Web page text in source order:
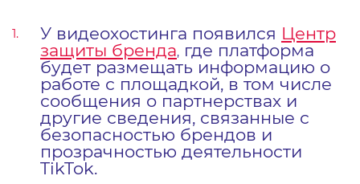
У видеохостинга появился Центр
защиты бренда, где платформа
будет размещать информацию о
работе с площадкой, в том числе
сообщения о партнерствах и
другие сведения, связанные с
безопасностью брендов и
прозрачностью деятельности
TikTok.